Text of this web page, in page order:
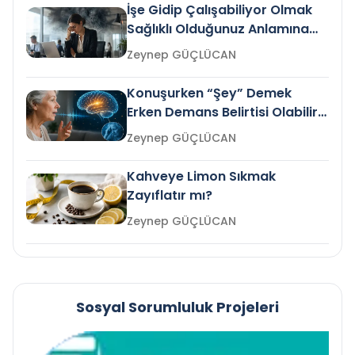
İşe Gidip Çalışabiliyor Olmak
Sağlıklı Olduğunuz Anlamına
Gelir mi?Zeynep GÜÇLÜCAN
Konuşurken “Şey” Demek
Erken Demans Belirtisi Olabilir
mi?
Zeynep GÜÇLÜCAN
Kahveye Limon Sıkmak
Zayıflatır mı?
Zeynep GÜÇLÜCAN
Sosyal Sorumluluk Projeleri